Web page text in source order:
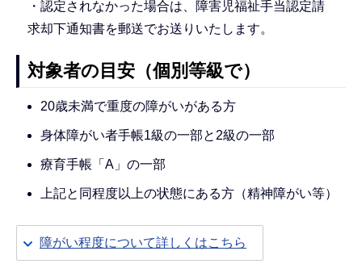
・認定されなかった場合は、障害児福祉手当認定請
求却下通知書を郵送でお送りいたします。
対象者の目安（個別等級で）
20歳未満で重度の障がいがある方
身体障がい者手帳1級の一部と2級の一部
療育手帳「A」の一部
上記と同程度以上の状態にある方（精神障がい等）
障がい程度について詳しくはこちら